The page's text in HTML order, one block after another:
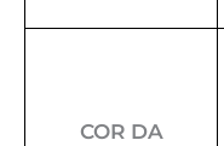
COR DA